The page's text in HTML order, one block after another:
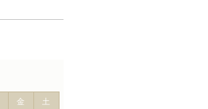
金 土